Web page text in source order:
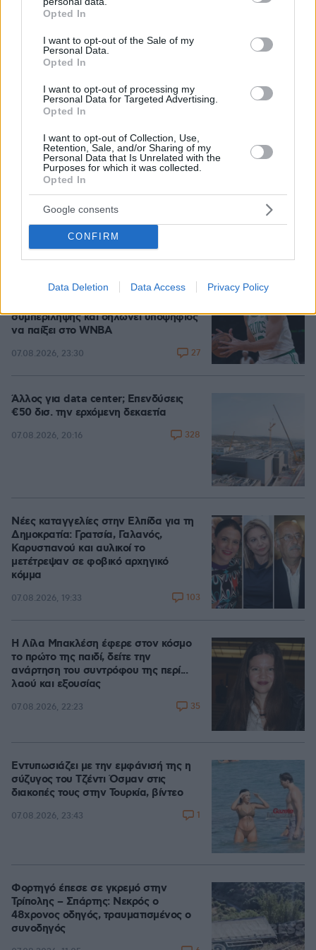
grant or deny consent to Google and its third-party tags to
use your data for below specified purposes in below Google
consent section.
Opted In
I want to opt-out of the Sale of my
Personal Data.
Opted In
I want to opt-out of processing my
Personal Data for Targeted Advertising.
Opted In
I want to opt-out of Collection, Use,
Retention, Sale, and/or Sharing of my
Personal Data that Is Unrelated with the
Purposes for which it was collected.
Opted In
Google consents
CONFIRM
Data Deletion Data Access Privacy Policy
Είδος υπό εξαφάνιση οι υπερπολύτεκνοι στην
Ελλάδα που γερνάει: Τα... δύο ταψιά μεσημεριανό,
τα επιδόματα, η καθημερινότητά τους
07.08.2026, 15:59
Ο Τούρκος πρώην σέντερ του NBA
συμπερίληψης και δηλώνει υποψήφιος
να παίξει στο WNBA
07.08.2026, 23:30 27
Άλλος για data center; Επενδύσεις
€50 δισ. την ερχόμενη δεκαετία
07.08.2026, 20:16 328
Νέες καταγγελίες στην Ελπίδα για τη
Δημοκρατία: Γρατσία, Γαλανός,
Καρυστιανού και αυλικοί το
μετέτρεψαν σε φοβικό αρχηγικό
κόμμα
07.08.2026, 19:33 103
Η Λίλα Μπακλέση έφερε στον κόσμο
το πρώτο της παιδί, δείτε την
ανάρτηση του συντρόφου της περί...
λαού και εξουσίας
07.08.2026, 22:23 35
Εντυπωσιάζει με την εμφάνισή της η
σύζυγος του Τζέντι Όσμαν στις
διακοπές τους στην Τουρκία, βίντεο
07.08.2026, 23:43 1
Φορτηγό έπεσε σε γκρεμό στην
Τρίπολης – Σπάρτης: Νεκρός ο
48χρονος οδηγός, τραυματισμένος ο
συνοδηγός